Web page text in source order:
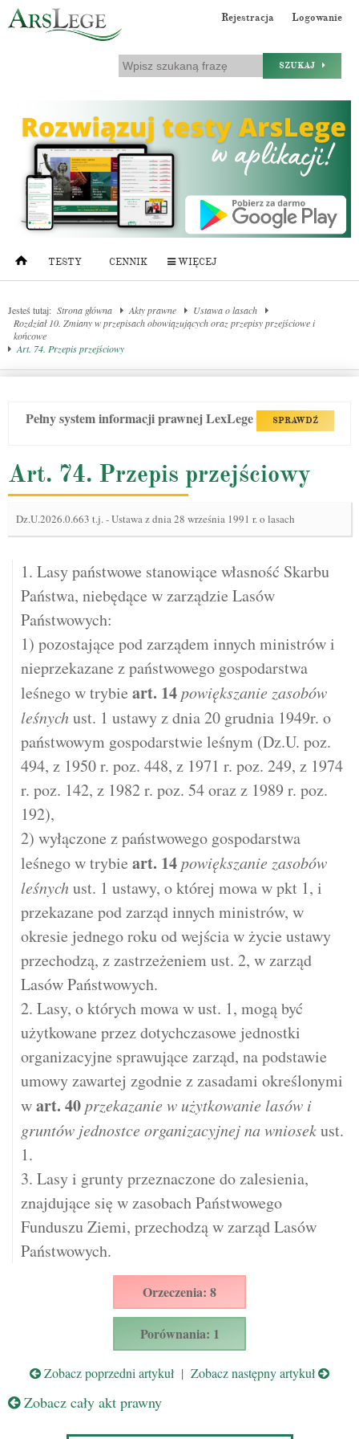
Rejestracja Logowanie
SZUKAJ
TESTY CENNIK WIĘCEJ
Jesteś tutaj: Strona główna Akty prawne
Ustawa o lasach
Rozdział 10. Zmiany w przepisach obowiązujących oraz przepisy przejściowe i
końcowe
Art. 74. Przepis przejściowy
Pełny system informacji prawnej LexLege SPRAWDŹ
Art. 74. Przepis przejściowy
Dz.U.2026.0.663 t.j.-Ustawa z dnia 28 września 1991 r. o lasach
1. Lasy państwowe stanowiące własność Skarbu
Państwa, niebędące w zarządzie Lasów
Państwowych:
1) pozostające pod zarządem innych ministrów i
nieprzekazane z państwowego gospodarstwa
leśnego w trybie art. 14 powiększanie zasobów
leśnychust. 1 ustawy z dnia 20 grudnia 1949r. o
państwowym gospodarstwie leśnym (Dz.U. poz.
494, z 1950 r. poz. 448, z 1971 r. poz. 249, z 1974
r. poz. 142, z 1982 r. poz. 54 oraz z 1989 r. poz.
192),
2) wyłączone z państwowego gospodarstwa
leśnego w trybie art. 14 powiększanie zasobów
leśnychust. 1 ustawy, o której mowa w pkt 1, i
przekazane pod zarząd innych ministrów, w
okresie jednego roku od wejścia w życie ustawy
przechodzą, z zastrzeżeniem ust. 2, w zarząd
Lasów Państwowych.
2. Lasy, o których mowa w ust. 1, mogą być
użytkowane przez dotychczasowe jednostki
organizacyjne sprawujące zarząd, na podstawie
umowy zawartej zgodnie z zasadami określonymi
wart. 40 przekazanie w użytkowanie lasów i
gruntów jednostce organizacyjnej na wniosekust.
1.
3. Lasy i grunty przeznaczone do zalesienia,
znajdujące się w zasobach Państwowego
Funduszu Ziemi, przechodzą w zarząd Lasów
Państwowych.
Orzeczenia: 8
Porównania: 1
Zobacz poprzedni artykuł | Zobacz następny artykuł
Zobacz cały akt prawny